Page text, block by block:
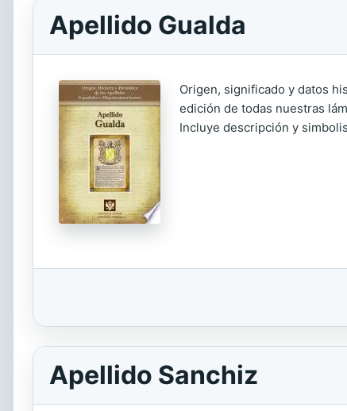
Apellido Gualda
Origen, significado y datos
edición de todas nuestras
Incluye descripción y
Apellido Sanchiz